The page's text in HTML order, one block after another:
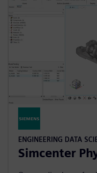
ENGINEERING DATA
Simcenter